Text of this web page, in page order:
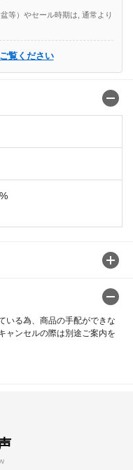
等）やセール時期は, 通常より
覧ください
いる為、商品の手配ができな
ャンセルの際は別途ご案内を